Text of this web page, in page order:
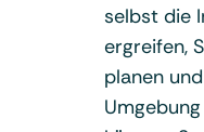
selbst die
ergreifen,
planen